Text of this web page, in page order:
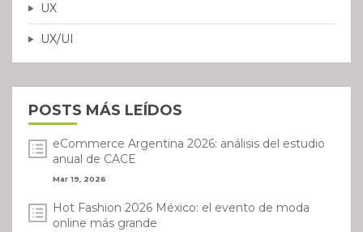
UX
UX/UI
POSTS MÁS LEÍDOS
eCommerce Argentina 2026: análisis del estudio
anual de CACE
Mar 19, 2026
Hot Fashion 2026 México: el evento de moda
online más grande